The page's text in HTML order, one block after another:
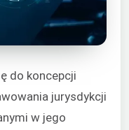
do koncepcji
jurysdykcji
w jego